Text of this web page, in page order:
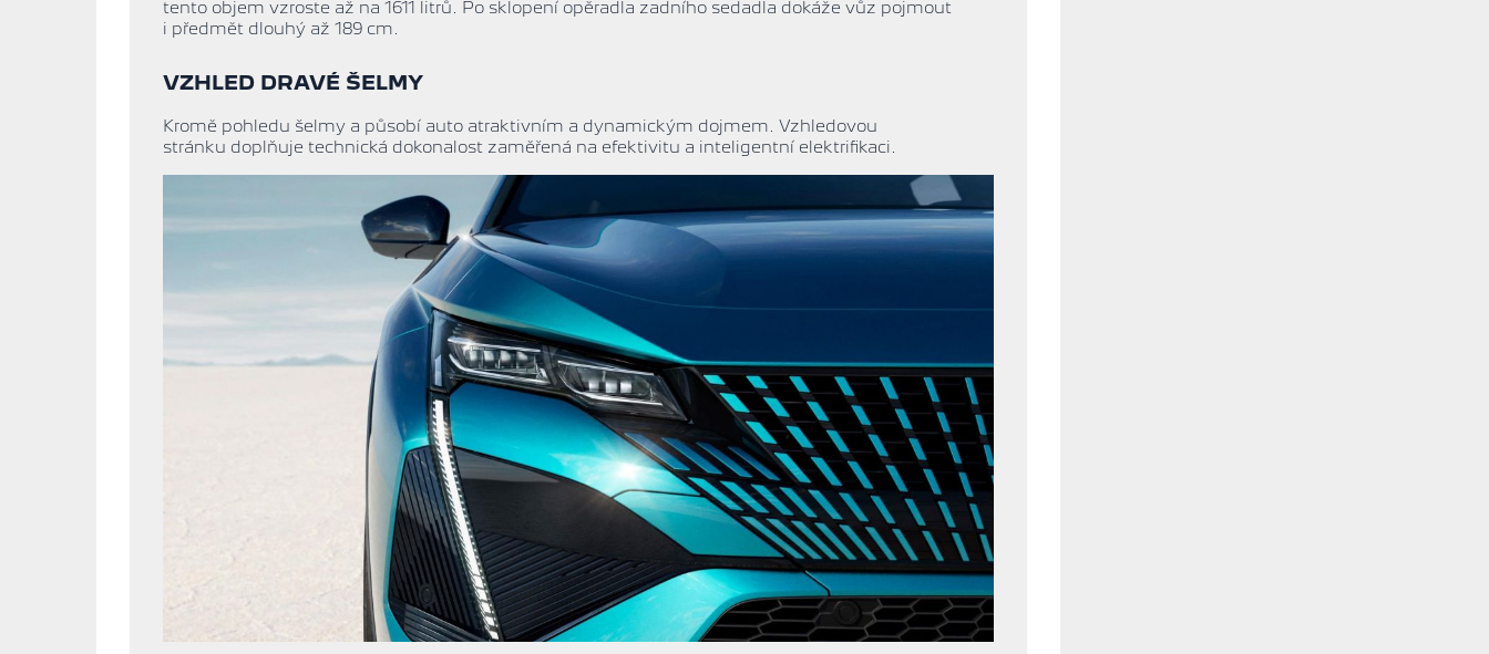
tento objem vzroste až na 1611 litrů. Po sklopení opěradla zadního sedadla dokáže vůz pojmout
i předmět dlouhý až 189 cm.
VZHLED DRAVÉ ŠELMY
Kromě pohledu šelmy a působí auto atraktivním a dynamickým dojmem. Vzhledovou
stránku doplňuje technická dokonalost zaměřená na efektivitu a inteligentní elektrifikaci.